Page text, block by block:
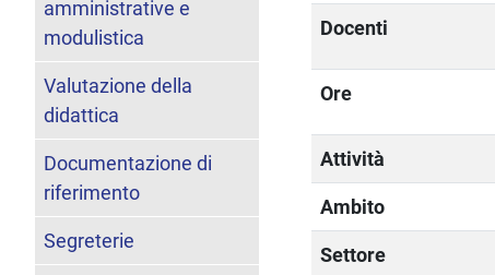
Docenti
Ore
Attività
Ambito
Settore
amministrative e
modulistica
Valutazione della
didattica
Documentazione di
riferimento
Segreterie